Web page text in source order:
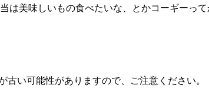
美味しいもの食べたいな、とかコーギーっ
い可能性がありますので、ご注意ください。